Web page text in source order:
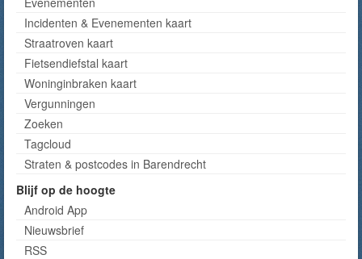
Incidenten & Evenementen kaart
Straatroven kaart
Fietsendiefstal kaart
Woninginbraken kaart
Vergunningen
Zoeken
Tagcloud
Straten & postcodes in Barendrecht
Blijf op de hoogte
Android App
Nieuwsbrief
RSS